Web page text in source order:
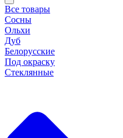
Все товары
Сосны
Ольхи
Дуб
Белорусские
Под окраску
Стеклянные